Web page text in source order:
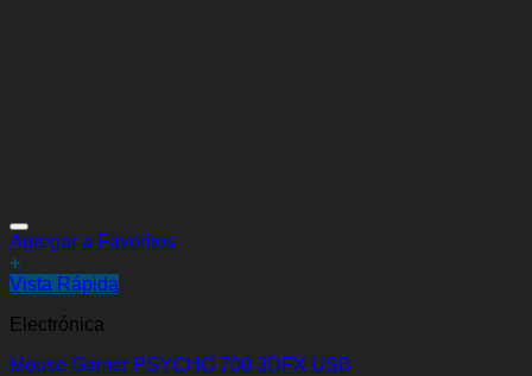
Agregar a Favoritos
+
Vista Rápida
Electrónica
Mouse Gamer PSYCHO 700 3DFX USB